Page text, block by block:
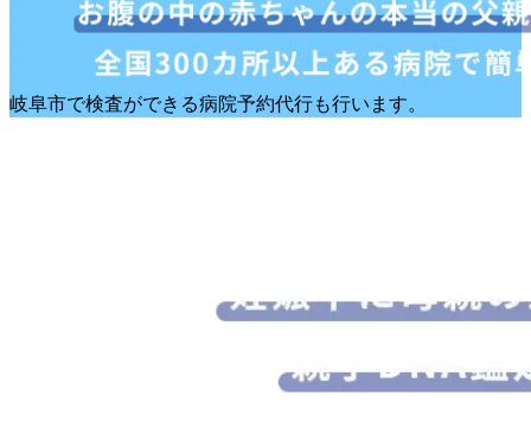
岐阜市で検査ができる病院予約代行も行います。